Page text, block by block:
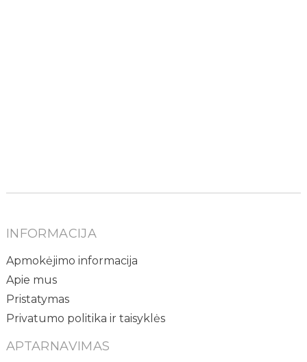
INFORMACIJA
Apmokėjimo informacija
Apie mus
Pristatymas
Privatumo politika ir taisyklės
APTARNAVIMAS